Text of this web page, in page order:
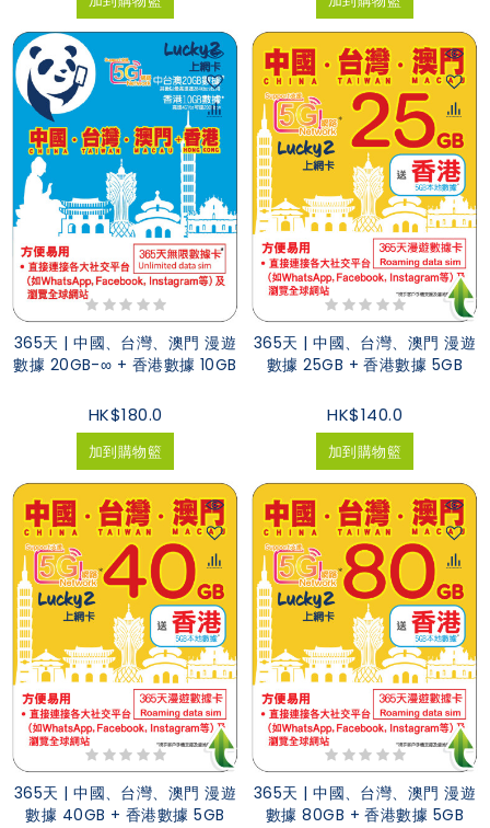
365天 | 中國、台灣、澳門 漫遊
數據 20GB-∞ + 香港數據 10GB
HK$180.0
加到購物籃
365天 | 中國、台灣、澳門 漫遊
數據 25GB + 香港數據 5GB
HK$140.0
加到購物籃
365天 | 中國、台灣、澳門 漫遊
數據 40GB + 香港數據 5GB
365天 | 中國、台灣、澳門 漫遊
數據 80GB + 香港數據 5GB